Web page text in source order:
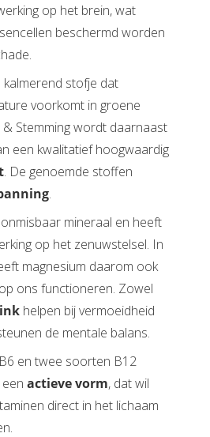
op het brein, wat
beschermd worden
kalmerend stofje dat
voorkomt in groene
Stemming wordt daarnaast
een kwalitatief hoogwaardig
. De genoemde stoffen
.
mineraal en heeft
op het zenuwstelsel. In
magnesium daarom ook
ons functioneren. Zowel
helpen bij vermoeidheid
de mentale balans.
en twee soorten B12
actieve vorm, dat wil
direct in het lichaam